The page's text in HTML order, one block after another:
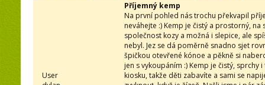
User
Příjemný kemp
Na první pohled nás trochu překvapil
neváhejte :) Kemp je čistý a prostorný,
společnost kozy a možná i slepice, ale
nebyl. Jez se dá poměrně snadno sjet
špičkou otevřené kónoe a pěkně si
jen s vykoupáním :) Kemp je čistý,
kiosku, takže děti zabavíte a sami se